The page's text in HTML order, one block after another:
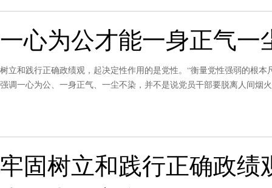
一心为公才能一身正气一
树立和践行正确政绩观，起决定性作用的是党性。“衡量党性强弱的根
强调一心为公、一身正气、一尘不染，并不是说党员干部要脱离人间烟
牢固树立和践行正确政